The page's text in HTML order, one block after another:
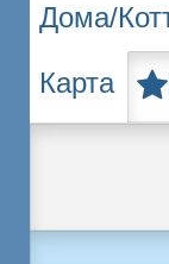
Дома/
Карта